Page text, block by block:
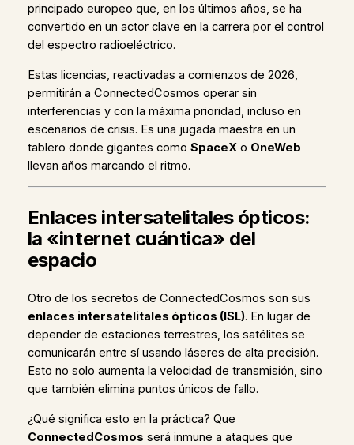
principado europeo que, en los últimos años, se ha
convertido en un actor clave en la carrera por el control
del espectro radioeléctrico.
Estas licencias, reactivadas a comienzos de 2026,
permitirán a ConnectedCosmos operar sin
interferencias y con la máxima prioridad, incluso en
escenarios de crisis. Es una jugada maestra en un
tablero donde gigantes como SpaceXo OneWeb
llevan años marcando el ritmo.
Enlaces intersatelitales ópticos:
la «internet cuántica» del
espacio
Otro de los secretos de ConnectedCosmos son sus
enlaces intersatelitales ópticos (ISL). En lugar de
depender de estaciones terrestres, los satélites se
comunicarán entre sí usando láseres de alta precisión.
Esto no solo aumenta la velocidad de transmisión, sino
que también elimina puntos únicos de fallo.
¿Qué significa esto en la práctica? Que
ConnectedCosmos será inmune a ataques que